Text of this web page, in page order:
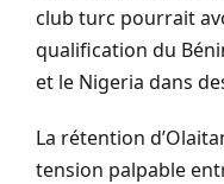
club turc pourrait
qualification du
et le Nigeria dans
La rétention
tension palpable